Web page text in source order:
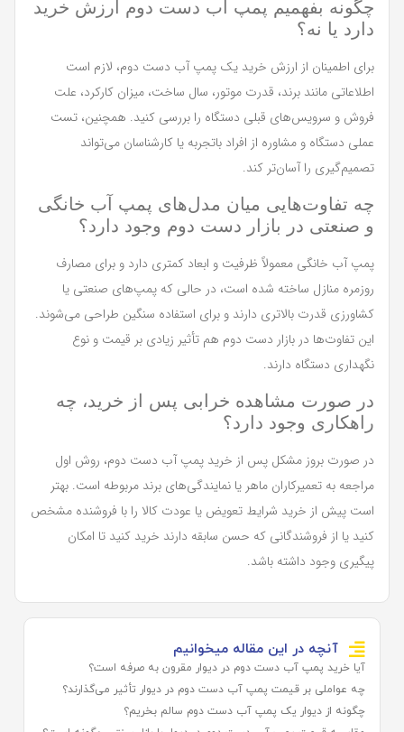
چگونه بفهمیم پمپ آب دست دوم ارزش خرید
دارد یا نه؟
برای اطمینان از ارزش خرید یک پمپ آب دست دوم، لازم است
اطلاعاتی مانند برند، قدرت موتور، سال ساخت، میزان کارکرد، علت
فروش و سرویس‌های قبلی دستگاه را بررسی کنید. همچنین، تست
عملی دستگاه و مشاوره از افراد باتجربه یا کارشناسان می‌تواند
تصمیم‌گیری را آسان‌تر کند.
چه تفاوت‌هایی میان مدل‌های پمپ آب خانگی
و صنعتی در بازار دست دوم وجود دارد؟
پمپ آب خانگی معمولاً ظرفیت و ابعاد کمتری دارد و برای مصارف
روزمره منازل ساخته شده است، در حالی که پمپ‌های صنعتی یا
کشاورزی قدرت بالاتری دارند و برای استفاده سنگین طراحی می‌شوند.
این تفاوت‌ها در بازار دست دوم هم تأثیر زیادی بر قیمت و نوع
نگهداری دستگاه دارند.
در صورت مشاهده خرابی پس از خرید، چه
راهکاری وجود دارد؟
در صورت بروز مشکل پس از خرید پمپ آب دست دوم، روش اول
مراجعه به تعمیرکاران ماهر یا نمایندگی‌های برند مربوطه است. بهتر
است پیش از خرید شرایط تعویض یا عودت کالا را با فروشنده مشخص
کنید یا از فروشندگانی که حسن سابقه دارند خرید کنید تا امکان
پیگیری وجود داشته باشد.
آنچه در این مقاله میخوانیم
آیا خرید پمپ آب دست دوم در دیوار مقرون‌ به‌ صرفه است؟
چه عواملی بر قیمت پمپ آب دست دوم در دیوار تأثیر می‌گذارند؟
چگونه از دیوار یک پمپ آب دست دوم سالم بخریم؟